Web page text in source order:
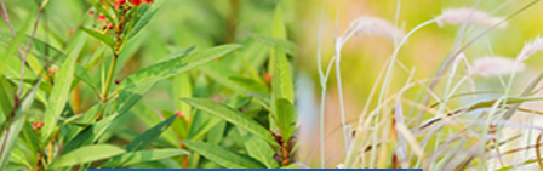
各委员会
办事指南
行政团队
硕导师资
退休教师
人才引进